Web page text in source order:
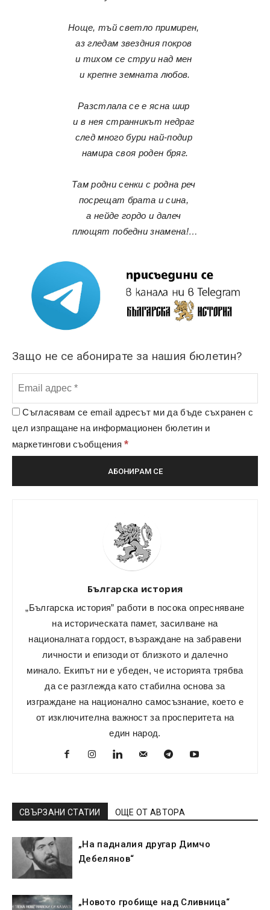
Ноще, тъй светло примирен,
аз гледам звездния покров
и тихом се струи над мен
и крепне земната любов.
Разстлала се е ясна шир
и в нея странникът недраг
след много бури най-подир
намира своя роден бряг.
Там родни сенки с родна реч
посрещат брата и сина,
а нейде гордо и далеч
плющят победни знамена!…
Защо не се абонирате за нашия бюлетин?
Съгласявам се email адресът ми да бъде съхранен с
цел изпращане на информационен бюлетин и
маркетингови съобщения*
Българска история
„Българска история” работи в посока опресняване
на историческата памет, засилване на
националната гордост, възраждане на забравени
личности и епизоди от близкото и далечно
минало. Екипът ни е убеден, че историята трябва
да се разглежда като стабилна основа за
изграждане на национално самосъзнание, което е
от изключителна важност за просперитета на
един народ.
СВЪРЗАНИ СТАТИИ ОЩЕ ОТ АВТОРА
„На падналия другар Димчо
Дебелянов“
„Новото гробище над Сливница“